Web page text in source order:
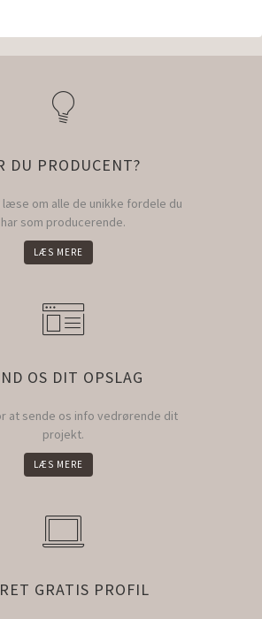
DU PRODUCENT?
læse om alle de unikke fordele du
har som producerende.
LÆS MERE
OS DIT OPSLAG
at sende os info vedrørende dit
projekt.
LÆS MERE
GRATIS PROFIL